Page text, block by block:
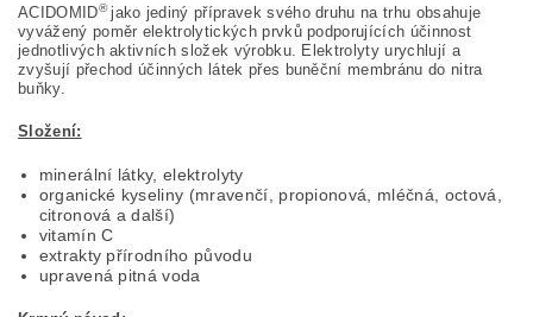
ACIDOMID®jako jediný přípravek svého druhu na trhu obsahuje
vyvážený poměr elektrolytických prvků podporujících účinnost
jednotlivých aktivních složek výrobku. Elektrolyty urychlují a
zvyšují přechod účinných látek přes buněční membránu do nitra
buňky.
Složení:
minerální látky, elektrolyty
organické kyseliny (mravenčí, propionová, mléčná, octová,
citronová a další)
vitamín C
extrakty přírodního původu
upravená pitná voda